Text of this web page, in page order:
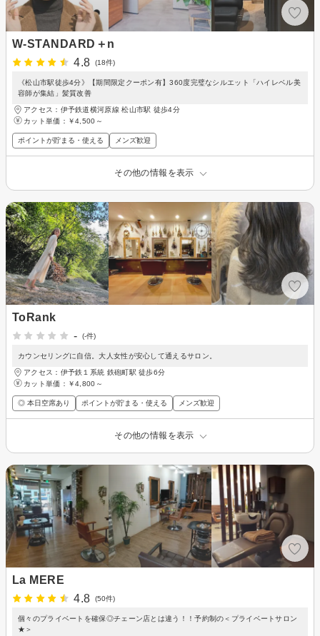
W-STANDARD＋n
4.8
(18件)
《松山市駅徒歩4分》【期間限定クーポン有】360度完璧なシルエット「ハイレベル美
容師が集結」髪質改善
アクセス：伊予鉄道横河原線 松山市駅 徒歩4分
カット単価： ￥4,500～
ポイントが貯まる・使える メンズ歓迎
その他の情報を表示
ToRank
-
(-件)
カウンセリングに自信。大人女性が安心して通えるサロン。
アクセス：伊予鉄１系統 鉄砲町駅 徒歩6分
カット単価： ￥4,800～
◎ 本日空席あり ポイントが貯まる・使える メンズ歓迎
その他の情報を表示
La MERE
4.8
(50件)
個々のプライベートを確保◎チェーン店とは違う！！予約制の＜プライベートサロン
★＞